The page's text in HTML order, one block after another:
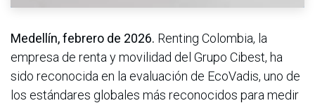
Medellín, febrero de 2026. Renting Colombia, la
empresa de renta y movilidad del Grupo Cibest, ha
sido reconocida en la evaluación de EcoVadis, uno de
los estándares globales más reconocidos para medir